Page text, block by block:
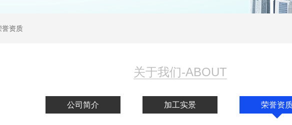
誉资质
关于我们-ABOUT
公司简介 加工实景 荣誉资